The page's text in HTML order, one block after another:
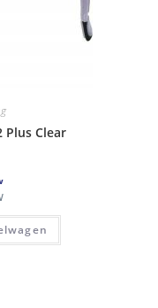
Plus Clear